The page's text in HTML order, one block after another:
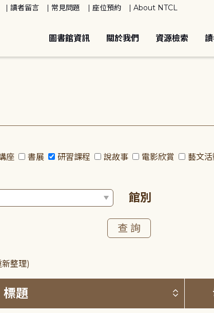
讀者留言 常見問題 座位預約 About NTCL
圖書館資訊 關於我們 資源檢索
座 書展 研習課程 說故事 電影欣賞 藝文活
館別
整理)
標題 按標